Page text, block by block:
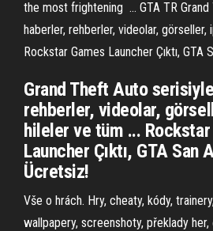
the most frightening ... GTA TR
haberler, rehberler, videolar, görseller,
Rockstar Games Launcher Çıktı,
Grand Theft Auto
rehberler, videolar,
hileler ve tüm ...
Launcher Çıktı, GTA San
Ücretsiz!
Vše o hrách. Hry, cheaty, kódy,
wallpapery, screenshoty, překlady her,